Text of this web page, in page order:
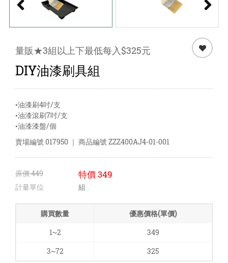
量販★3組以上下最低每入$325元
DIY油漆刷具組
•油漆刷4吋/支
•油漆滾刷7吋/支
•油漆漆盤/個
賣場編號017950 ｜ 商品編號ZZZ400AJ4-01-001
原價449 特價349
計量單位 組
購買數量
優惠價格(單價)
1~2
349
3~72
325